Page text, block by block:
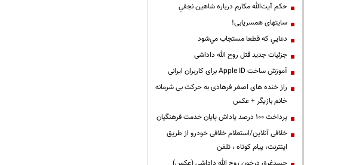
حكم آيت‌الله مكارم درباره شاهين نجفي
سایتهای همسریابی!
دعايي كه قطعا مستجاب مي‌شود
جزئیات جدید قتل روح الله داداشی
آموزش ساخت Apple ID برای کاربران ایرانی
راز خنده های اصغر فرهادی به حرکت بی شرمانه
خانم بازیگر + عکس
پرداخت ۱۰۰ درصد پاداش پایان خدمت فرهنگیان
خلافی آنلاین/استعلام خلافی خودرو از طریق
اینترنت، پیام کوتاه ، تلفن